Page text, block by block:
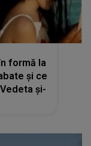
formă la
și ce
și-